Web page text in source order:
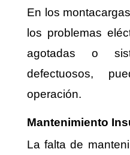
En los
los problemas
agotadas o
defectuosos,
operación.
Mantenimiento
La falta de